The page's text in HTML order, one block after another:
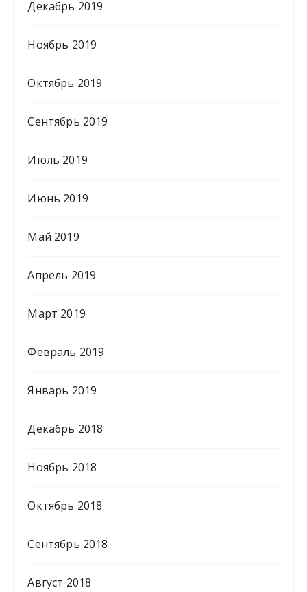
Декабрь 2019
Ноябрь 2019
Октябрь 2019
Сентябрь 2019
Июль 2019
Июнь 2019
Май 2019
Апрель 2019
Март 2019
Февраль 2019
Январь 2019
Декабрь 2018
Ноябрь 2018
Октябрь 2018
Сентябрь 2018
Август 2018